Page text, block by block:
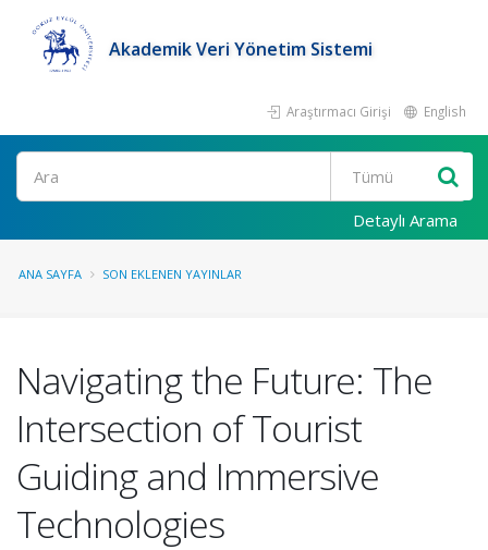
Akademik Veri Yönetim Sistemi
Araştırmacı Girişi English
Ara
Detaylı Arama
ANA SAYFA SON EKLENEN YAYINLAR
Navigating the Future: The
Intersection of Tourist
Guiding and Immersive
Technologies